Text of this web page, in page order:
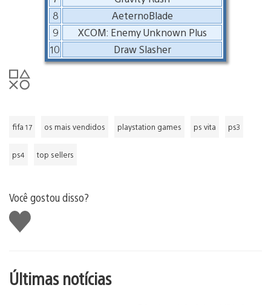
8
AeternoBlade
9
XCOM: Enemy Unknown Plus
10
Draw Slasher
fifa 17 os mais vendidos playstation games ps vita ps3
ps4 top sellers
Você gostou disso?
Curtir
Últimas notícias